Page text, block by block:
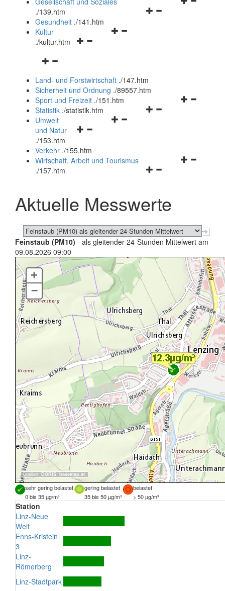
Navigationsmenü
./139.htm
Navigationsmenü
Gesundheit ./141.htm
Navigationsmenü
Kultur
./kultur.htm
Navigationsmenü
und
schließen
Land- und Forstwirtschaft ./147.htm
Sicherheit und Ordnung ./89557.htm
Navigationsmenü
Sport und Freizeit ./151.htm
Navigationsmenü
Statistik ./statistik.htm
Navigationsmenü
und
schließen
Umwelt
und Natur
./153.htm
Verkehr ./155.htm
Navigationsmenü
schließen
Wirtschaft, Arbeit und Tourismus
./157.htm
Aktuelle Messwerte
Feinstaub (PM10) - als gleitender 24-Stunden Mittelwert am
09.08.2026 09:00
Quellen: DORIS, basemap.at
+
–
sehr gering belastet gering belastet
belastet
0 bis 35 µg/m³
35 bis 50 µg/m³ > 50 µg/m³
Station
Linz-Neue
Welt
Enns-Kristein
3
Linz-
Römerberg
Linz-Stadtpark